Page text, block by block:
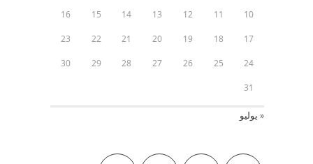
10
11
12
13
14
15
16
17
18
19
20
21
22
23
24
25
26
27
28
29
30
31
« يوليو